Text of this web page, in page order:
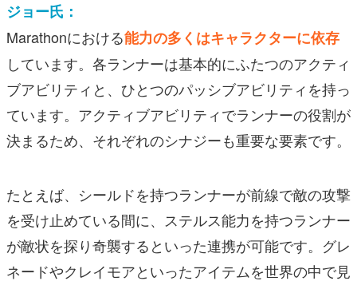
ジョー氏：
Marathonにおける能力の多くはキャラクターに依存
しています。各ランナーは基本的にふたつのアクティ
ブアビリティと、ひとつのパッシブアビリティを持っ
ています。アクティブアビリティでランナーの役割が
決まるため、それぞれのシナジーも重要な要素です。
たとえば、シールドを持つランナーが前線で敵の攻撃
を受け止めている間に、ステルス能力を持つランナー
が敵状を探り奇襲するといった連携が可能です。グレ
ネードやクレイモアといったアイテムを世界の中で見